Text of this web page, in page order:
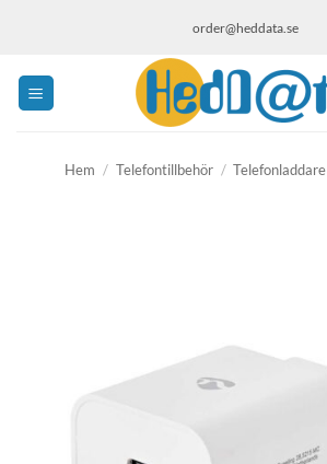
order@heddata.se
Hem / Telefontillbehör / Telefonladdare